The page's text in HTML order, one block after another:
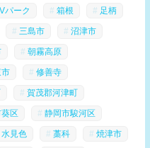
パーク 箱根 足柄
三島市 沼津市
朝霧高原
修善寺
賀茂郡河津町
区 静岡市駿河区
水見色 藁科 焼津市